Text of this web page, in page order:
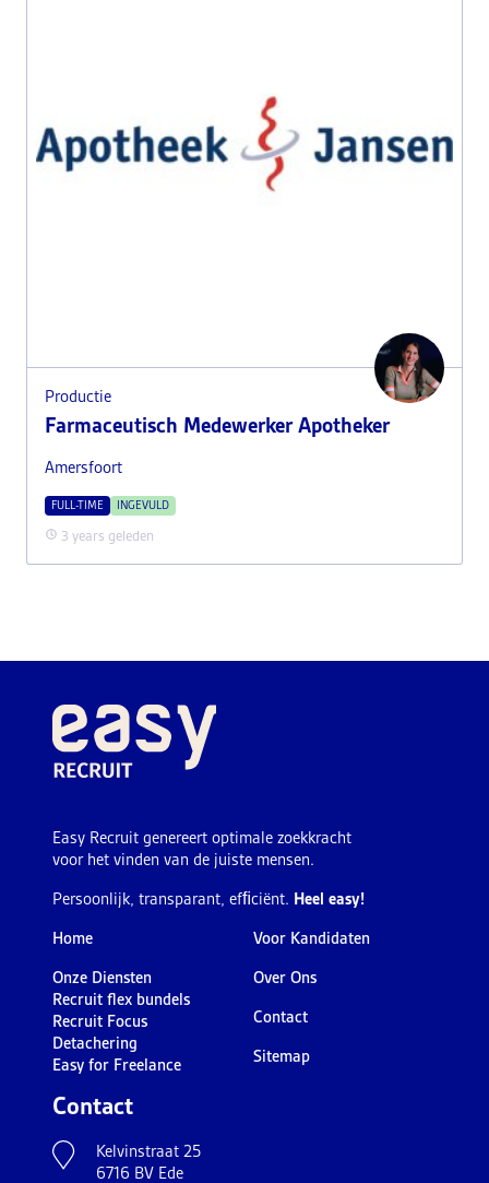
Productie
Farmaceutisch Medewerker Apotheker
Amersfoort
FULL-TIME INGEVULD
3 years geleden
Easy Recruit genereert optimale zoekkracht
voor het vinden van de juiste mensen.
Persoonlijk, transparant, efﬁciënt. Heel easy!
Home
Onze Diensten
Recruit flex bundels
Recruit Focus
Detachering
Easy for Freelance
Voor Kandidaten
Over Ons
Contact
Sitemap
Contact
Kelvinstraat 25
6716 BV Ede